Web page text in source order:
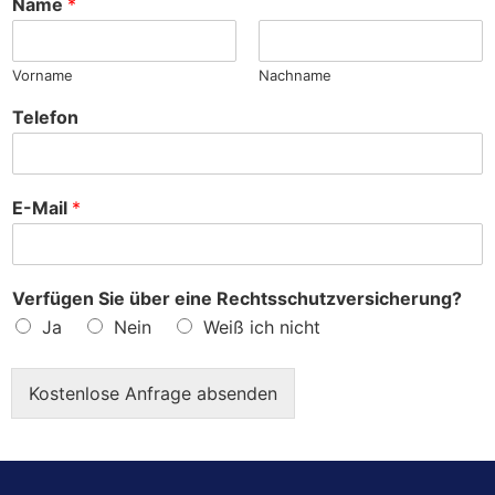
e
Name *
Vorname Nachname
Telefon
E-Mail *
Verfügen Sie über eine Rechtsschutzversicherung?
Ja
Nein Weiß ich nicht
Kostenlose Anfrage absenden